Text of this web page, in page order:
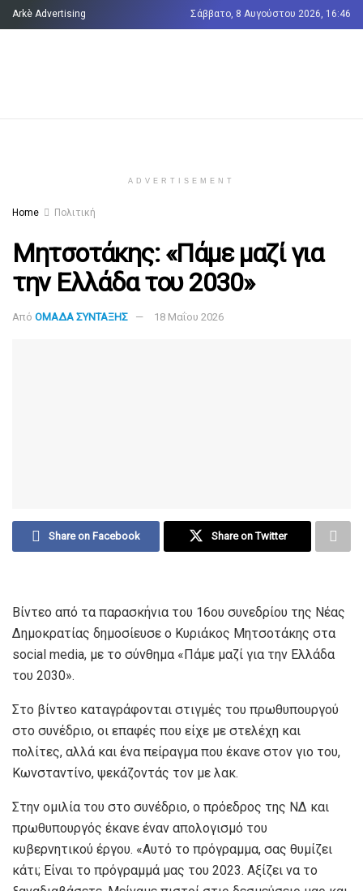
Arkè Advertising Σάββατο, 8 Αυγούστου 2026, 16:46
ADVERTISEMENT
Home Πολιτική
Μητσοτάκης: «Πάμε μαζί για
την Ελλάδα του 2030»
Από ΟΜΑΔΑ ΣΥΝΤΑΞΗΣ 18 Μαΐου 2026
Share on Facebook Share on Twitter
Βίντεο από τα παρασκήνια του 16ου συνεδρίου της Νέας
Δημοκρατίας δημοσίευσε ο Κυριάκος Μητσοτάκης στα
social media, με το σύνθημα «Πάμε μαζί για την Ελλάδα
του 2030».
Στο βίντεο καταγράφονται στιγμές του πρωθυπουργού
στο συνέδριο, οι επαφές που είχε με στελέχη και
πολίτες, αλλά και ένα πείραγμα που έκανε στον γιο του,
Κωνσταντίνο, ψεκάζοντάς τον με λακ.
Στην ομιλία του στο συνέδριο, ο πρόεδρος της ΝΔ και
πρωθυπουργός έκανε έναν απολογισμό του
κυβερνητικού έργου. «Αυτό το πρόγραμμα, σας θυμίζει
κάτι; Είναι το πρόγραμμά μας του 2023. Αξίζει να το